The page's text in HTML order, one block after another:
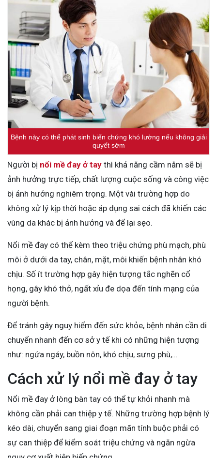
Bệnh này có thể phát sinh biến chứng khó lường nếu không giải
quyết sớm
Người bị nổi mề đay ở tay thì khả năng cầm nắm sẽ bị
ảnh hưởng trực tiếp, chất lượng cuộc sống và công việc
bị ảnh hưởng nghiêm trọng. Một vài trường hợp do
không xử lý kịp thời hoặc áp dụng sai cách đã khiến các
vùng da khác bị ảnh hưởng và để lại sẹo.
Nổi mề đay có thể kèm theo triệu chứng phù mạch, phù
môi ở dưới da tay, chân, mặt, môi khiến bệnh nhân khó
chịu. Số ít trường hợp gây hiện tượng tắc nghẽn cổ
họng, gây khó thở, ngất xỉu đe dọa đến tính mạng của
người bệnh.
Để tránh gây nguy hiểm đến sức khỏe, bệnh nhân cần di
chuyển nhanh đến cơ sở y tế khi có những hiện tượng
như: ngứa ngáy, buồn nôn, khó chịu, sưng phù,…
Cách xử lý nổi mề đay ở tay
Nổi mề đay ở lòng bàn tay có thể tự khỏi nhanh mà
không cần phải can thiệp y tế. Những trường hợp bệnh lý
kéo dài, chuyển sang giai đoạn mãn tính buộc phải có
sự can thiệp để kiểm soát triệu chứng và ngăn ngừa